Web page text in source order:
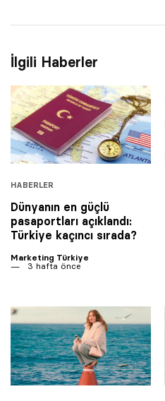
İlgili Haberler
HABERLER
Dünyanın en güçlü
pasaportları açıklandı:
Türkiye kaçıncı sırada?
Marketing Türkiye
3 hafta önce